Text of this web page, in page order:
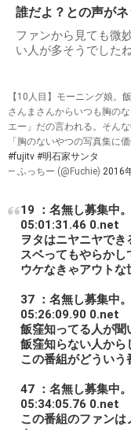
誰だよ？との声が
ファンから見ても微
い人が多そうでしたね
【10人目】モーニング娘。
さんまさんからいつも胸の
エー」だの言われる。そん
「胸のないやつの写真集に
#fujitv #明石家サンタ
— ふっちー (@Fuchie) 2016
19 ：名無し募集中
05:01:31.46 0.net
ヲタはニヤニヤで
スベってもやらかし
ウケなきゃアウト
37 ：名無し募集中
05:26:09.90 0.net
飯窪知ってる人が聞
飯窪知らない人から
この番組がどういう
47 ：名無し募集中
05:34:05.76 0.net
この番組のファン